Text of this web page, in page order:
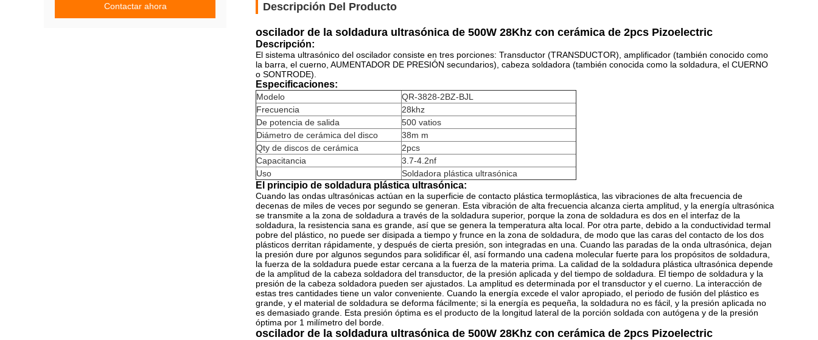
Contactar ahora Descripción Del Producto
oscilador de la soldadura ultrasónica de 500W 28Khz con cerámica de 2pcs Pizoelectric
Descripción:
El sistema ultrasónico del oscilador consiste en tres porciones: Transductor (TRANSDUCTOR), amplificador (también conocido como
la barra, el cuerno, AUMENTADOR DE PRESIÓN secundarios), cabeza soldadora (también conocida como la soldadura, el CUERNO
o SONTRODE).
Especificaciones:
Modelo
QR-3828-2BZ-BJL
Frecuencia
28khz
De potencia de salida
500 vatios
Diámetro de cerámica del disco
38m m
Qty de discos de cerámica
2pcs
Capacitancia
3.7-4.2nf
Uso
Soldadora plástica ultrasónica
El principio de soldadura plástica ultrasónica:
Cuando las ondas ultrasónicas actúan en la superficie de contacto plástica termoplástica, las vibraciones de alta frecuencia de
decenas de miles de veces por segundo se generan. Esta vibración de alta frecuencia alcanza cierta amplitud, y la energía ultrasónica
se transmite a la zona de soldadura a través de la soldadura superior, porque la zona de soldadura es dos en el interfaz de la
soldadura, la resistencia sana es grande, así que se genera la temperatura alta local. Por otra parte, debido a la conductividad termal
pobre del plástico, no puede ser disipada a tiempo y frunce en la zona de soldadura, de modo que las caras del contacto de los dos
plásticos derritan rápidamente, y después de cierta presión, son integradas en una. Cuando las paradas de la onda ultrasónica, dejan
la presión dure por algunos segundos para solidificar él, así formando una cadena molecular fuerte para los propósitos de soldadura,
la fuerza de la soldadura puede estar cercana a la fuerza de la materia prima. La calidad de la soldadura plástica ultrasónica depende
de la amplitud de la cabeza soldadora del transductor, de la presión aplicada y del tiempo de soldadura. El tiempo de soldadura y la
presión de la cabeza soldadora pueden ser ajustados. La amplitud es determinada por el transductor y el cuerno. La interacción de
estas tres cantidades tiene un valor conveniente. Cuando la energía excede el valor apropiado, el periodo de fusión del plástico es
grande, y el material de soldadura se deforma fácilmente; si la energía es pequeña, la soldadura no es fácil, y la presión aplicada no
es demasiado grande. Esta presión óptima es el producto de la longitud lateral de la porción soldada con autógena y de la presión
óptima por 1 milímetro del borde.
oscilador de la soldadura ultrasónica de 500W 28Khz con cerámica de 2pcs Pizoelectric